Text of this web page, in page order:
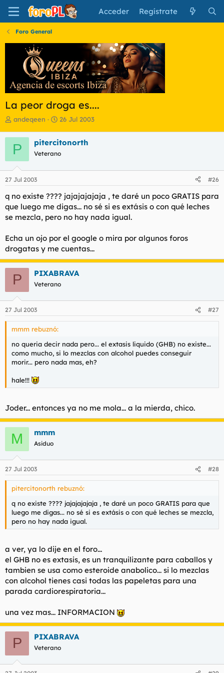
Acceder Regístrate
Foro General
La peor droga es....
I
i
c
i
a
d
o
d
e
e
a
andeqeen
F
h
a
e
i
c
i
26 Jul 2003
P pitercitonorth
Veterano
27 Jul 2003 #26
q no existe ???? jajajajajaja , te daré un poco GRATIS para
que luego me digas... no sé si es extásis o con qué leches
se mezcla, pero no hay nada igual.
Echa un ojo por el google o mira por algunos foros
drogatas y me cuentas...
P PIXABRAVA
Veterano
27 Jul 2003 #27
mmm rebuznó:
no queria decir nada pero... el extasis liquido (GHB) no existe...
como mucho, si lo mezclas con alcohol puedes conseguir
morir... pero nada mas, eh?
hale!!!
Joder... entonces ya no me mola... a la mierda, chico.
M mmm
Asiduo
27 Jul 2003 #28
pitercitonorth rebuznó:
q no existe ???? jajajajajaja , te daré un poco GRATIS para que
luego me digas... no sé si es extásis o con qué leches se mezcla,
pero no hay nada igual.
a ver, ya lo dije en el foro...
el GHB no es extasis, es un tranquilizante para caballos y
tambien se usa como esteroide anabolico... si lo mezclas
con alcohol tienes casi todas las papeletas para una
parada cardiorespiratoria...
una vez mas... INFORMACION
P PIXABRAVA
Veterano